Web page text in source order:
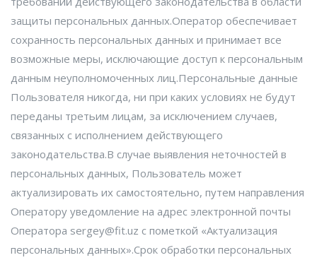
защиты персональных данных.Оператор обеспечивает
сохранность персональных данных и принимает все
возможные меры, исключающие доступ к персональным
данным неуполномоченных лиц.Персональные данные
Пользователя никогда, ни при каких условиях не будут
переданы третьим лицам, за исключением случаев,
связанных с исполнением действующего
законодательства.В случае выявления неточностей в
персональных данных, Пользователь может
актуализировать их самостоятельно, путем направления
Оператору уведомление на адрес электронной почты
Оператора sergey@fit.uz с пометкой «Актуализация
персональных данных».Срок обработки персональных